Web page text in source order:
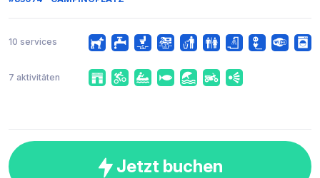
10 services
7 aktivitäten
Jetzt buchen